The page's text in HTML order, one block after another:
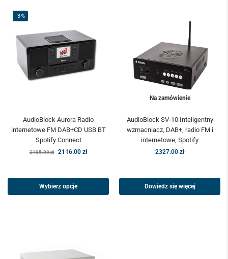
-3%
AudioBlock Aurora Radio
internetowe FM DAB+CD USB BT
Spotify Connect
2185.00zł 2116.00 zł
Wybierz opcje
Na zamówienie
AudioBlock SV-10 Inteligentny
wzmacniacz, DAB+, radio FM i
internetowe, Spotify
2327.00 zł
Dowiedz się więcej